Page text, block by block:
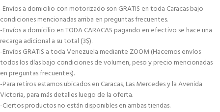
-Envíos a domicilio con motorizado son GRATIS en toda Caracas bajo
condiciones mencionadas arriba en preguntas frecuentes.
-Envíos a domicilio en TODA CARACAS pagando en efectivo se hace una
recarga adicional a su total (3$).
-Envíos GRATIS a toda Venezuela mediante ZOOM (Hacemos envíos
todos los días bajo condiciones de volumen, peso y precio mencionadas
en preguntas frecuentes).
-Para retiros estamos ubicados en Caracas, Las Mercedes y la Avenida
Victoria, para más detalles luego de la oferta.
-Ciertos productos no están disponibles en ambas tiendas.